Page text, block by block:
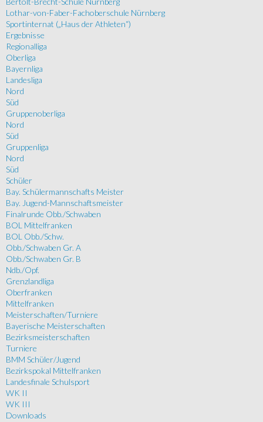
Lothar-von-Faber-Fachoberschule Nürnberg
Sportinternat („Haus der Athleten“)
Ergebnisse
Regionalliga
Oberliga
Bayernliga
Landesliga
Nord
Süd
Gruppenoberliga
Nord
Süd
Gruppenliga
Nord
Süd
Schüler
Bay. Schülermannschafts Meister
Bay. Jugend-Mannschaftsmeister
Finalrunde Obb./Schwaben
BOL Mittelfranken
BOL Obb./Schw.
Obb./Schwaben Gr. A
Obb./Schwaben Gr. B
Ndb./Opf.
Grenzlandliga
Oberfranken
Mittelfranken
Meisterschaften/Turniere
Bayerische Meisterschaften
Bezirksmeisterschaften
Turniere
BMM Schüler/Jugend
Bezirkspokal Mittelfranken
Landesfinale Schulsport
WK II
WK III
Downloads